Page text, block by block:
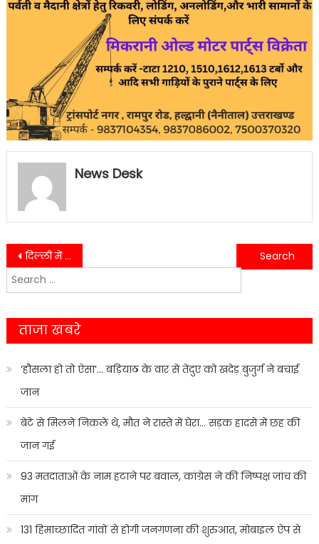
News Desk
Post
navigation
दिल्ली में एक होटल के मालिक ने की आत्महत्या,उत्तराखंड के आईपीएस का सामने आया नाम….
जल्द भरें जायेंगे उत्तराखंड स्वास्थ्य विभाग में खाली पड़े पद-स्वास्थ्य सचिव डॉ. आर. राजेश कुमार…..
Search
for:
ताजा खबरे
‘हौसला हो तो ऐसा’… बड़ियाठ के वार से तेंदुए को खदेड़ बुजुर्ग ने बचाई
जान
बेटे से मिलने निकले थे, मौत ने रास्ते में घेरा… सड़क हादसे में छह की
जान गई
93 मतदाताओं के नाम हटाने पर बवाल, कांग्रेस ने की निष्पक्ष जांच की
मांग
131 हिमाच्छादित गांवों से होगी जनगणना की शुरुआत, मोबाइल ऐप से